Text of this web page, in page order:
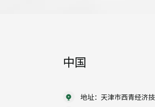
中国
地址：天津市西青经济